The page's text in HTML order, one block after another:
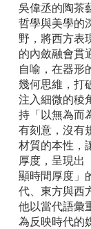
吳偉丞的陶茶
哲學與美學的
野，將西方表
的內斂融會貫
自喻，在器形
幾何思維，打
注入細微的稜
持「以無為而
有刻意，沒有
材質的本性，
厚度，呈現出
顯時間厚度」
代、東方與西
他以當代語彙
為反映時代的